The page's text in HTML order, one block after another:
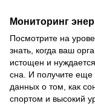
Мониторинг
Посмотрите на
знать, когда ваш
истощен и
сна. И получите
данных о том, как
спортом и высокий